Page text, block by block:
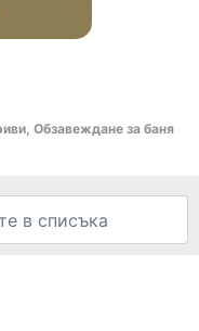
Обзавеждане за баня